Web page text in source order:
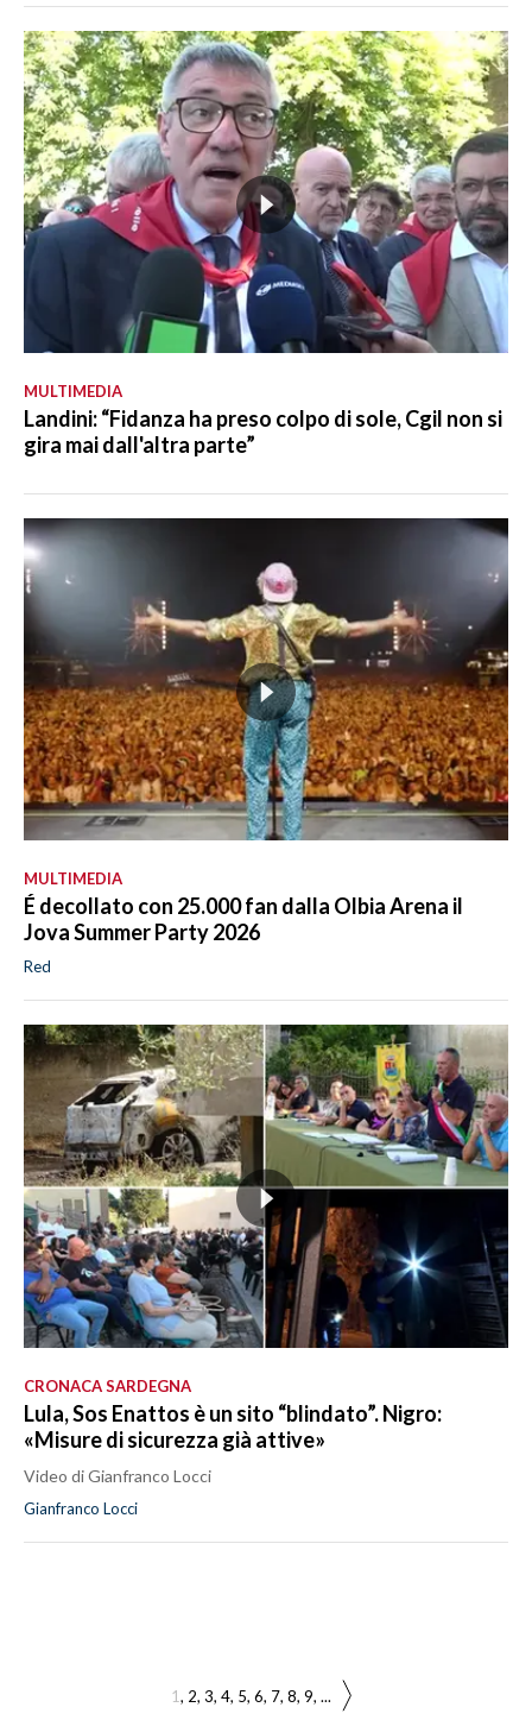
MULTIMEDIA
Landini: “Fidanza ha preso colpo di sole, Cgil non si
gira mai dall'altra parte”
MULTIMEDIA
É decollato con 25.000 fan dalla Olbia Arena il
Jova Summer Party 2026
Red
CRONACA SARDEGNA
Lula, Sos Enattos è un sito “blindato”. Nigro:
«Misure di sicurezza già attive»
Video di Gianfranco Locci
Gianfranco Locci
1 2 3 4 5 6 7 8 9 ...